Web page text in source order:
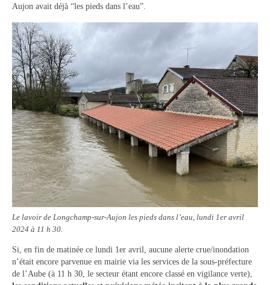
Services publics
Formalités administratives
Santé
Qualité de l’eau
Téléphonie mobile / Internet
Collecte des déchets
Affouages
Location de salles
Services funéraires
Vie municipale
Le Conseil municipal de Longchamp-sur-
Aujon
Aujon avait déjà “les pieds dans l’eau”.
Le lavoir de Longchamp-sur-Aujon les pieds dans l’eau, lundi 1er avril
2024 à 11 h 30.
Si, en fin de matinée ce lundi 1er avril, aucune alerte crue/inondation
n’était encore parvenue en mairie via les services de la sous-préfecture
de l’Aube (à 11 h 30, le secteur étant encore classé en vigilance verte),